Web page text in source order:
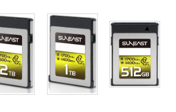
(税込)
73,000円
(税込)
(税込)